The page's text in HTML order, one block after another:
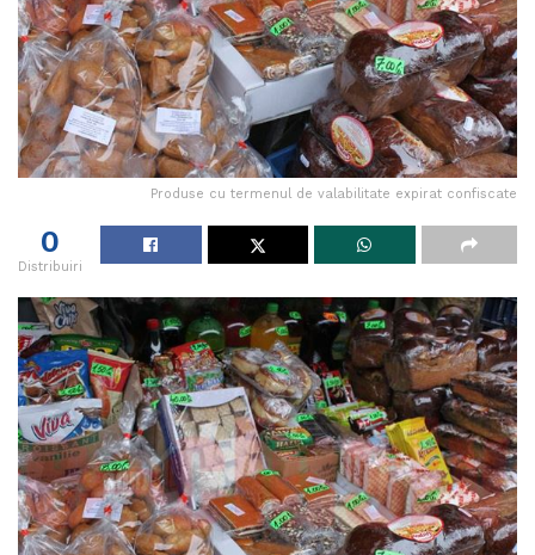
Produse cu termenul de valabilitate expirat confiscate
0
Distribuiri